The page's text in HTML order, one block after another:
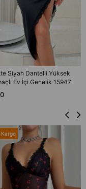
Siyah Dantelli Yüksek
Ev İçi Gecelik 15947